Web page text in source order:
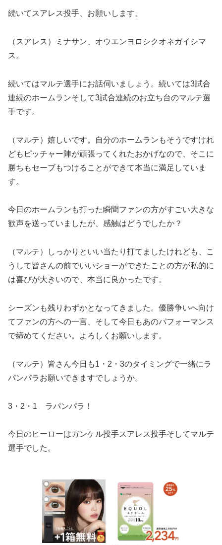
続いてスアレス投手、お願いします。
（スアレス）ミナサン、オウエンヨロシクオネガイシマ
ス。
続いてはマルテ選手にお話伺いましょう。続いては3試合
連続のホームランそして3試合連続のお立ち台のマルテ選
手です。
（マルテ）嬉しいです。自分のホームランもそうですけれ
どもピッチャー陣が頑張ってくれたおかげなので、そこに
勝ちもセーブもつけることができて本当に満足していま
す。
今日のホームランも打った瞬間ファンの方がすごい大きな
歓声を送っていましたが、感触はどうでしたか？
（マルテ）しっかりといい当たり打てましたけれども、こ
うして皆さんの前でいいショーができたことの方が私的に
は喜びが大きいので、本当に良かったです。
シーズンも残りわずかとなってきました。優勝争いへ向け
てファンの方への一言、そして今日もあのパフォーマンス
で締めてください。よろしくお願いします。
（マルテ）皆さん今日も1・2・3のタイミングで一緒にラ
パンパラお願いできますでしょうか。
3・2・1 ラパンパラ！
今日のヒーローはガンケル投手スアレス投手そしてマルテ
選手でした。